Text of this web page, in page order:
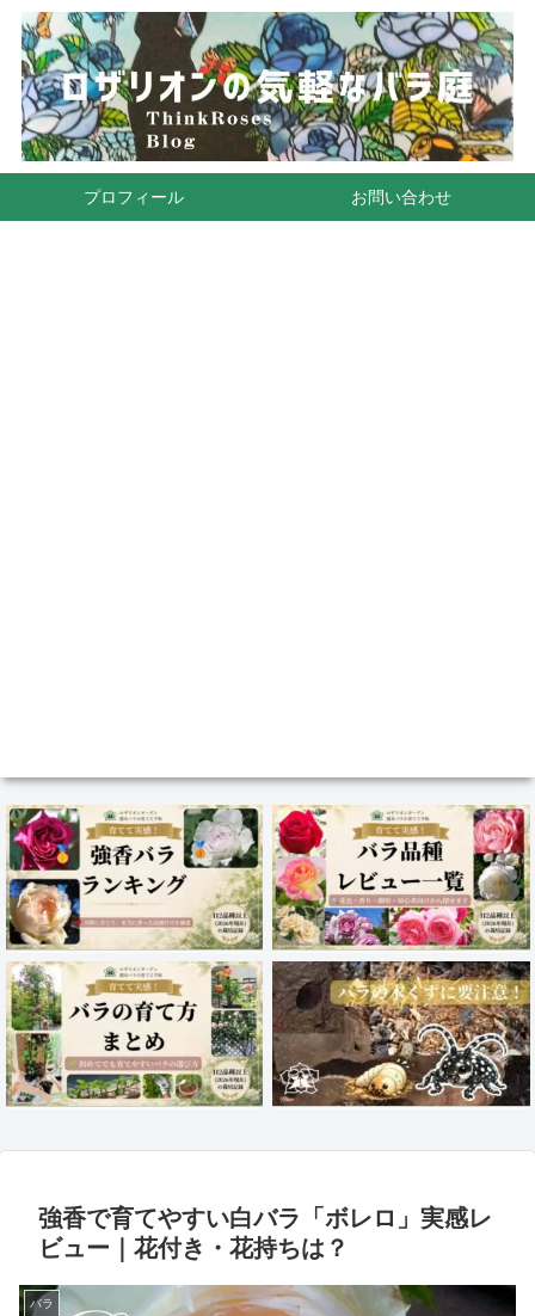
プロフィール お問い合わせ
強香で育てやすい白バラ「ボレロ」実感レ
ビュー｜花付き・花持ちは？
バラ